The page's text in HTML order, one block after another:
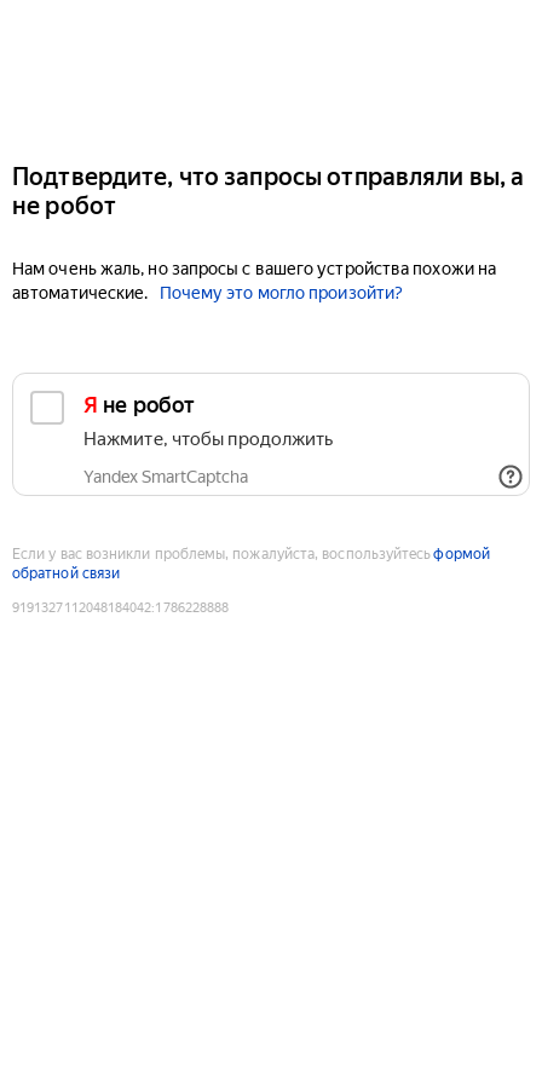
Подтвердите, что запросы отправляли вы, а
не робот
Нам очень жаль, но запросы с вашего устройства похожи на
автоматические.
Почему это могло произойти?
Я не робот
Нажмите, чтобы продолжить
Yandex SmartCaptcha
Если у вас возникли проблемы, пожалуйста, воспользуйтесьформой
обратной связи
9191327112048184042:1786228888